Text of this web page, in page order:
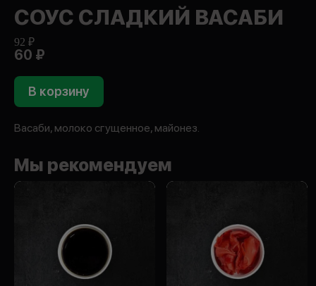
СОУС СЛАДКИЙ ВАСАБИ
92 ₽
60 ₽
В корзину
Васаби, молоко сгущенное, майонез.
Мы рекомендуем